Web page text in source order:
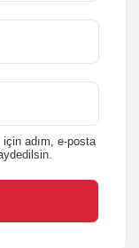
için adım, e-posta